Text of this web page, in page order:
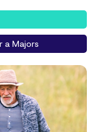
a Majors